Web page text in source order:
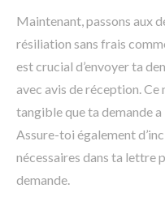
Maintenant, passons aux
résiliation sans frais
est crucial d’envoyer ta
avec avis de réception. Ce
tangible que ta demande
Assure-toi également
nécessaires dans ta lettre
demande.